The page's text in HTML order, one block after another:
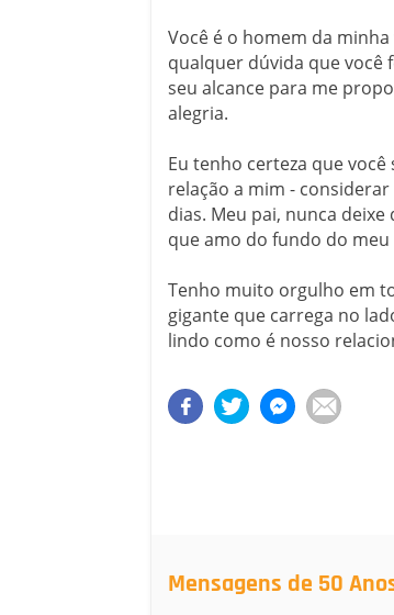
Você é o homem da
qualquer dúvida que você
seu alcance para me
alegria.
Eu tenho certeza que
relação a mim -
dias. Meu pai, nunca deixe
que amo do fundo do meu
Tenho muito orgulho em
gigante que carrega no
lindo como é nosso
Mensagens de 50